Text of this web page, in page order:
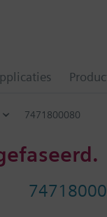
7471800080